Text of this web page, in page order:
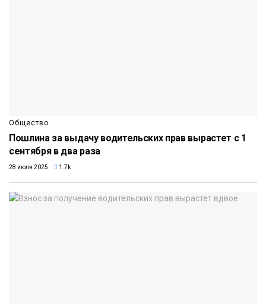
Общество
Пошлина за выдачу водительских прав вырастет с 1
сентября в два раза
28 июля 2025 1.7k